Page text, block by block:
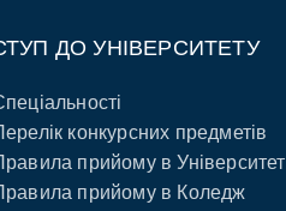
ДО УНІВЕРСИТЕТУ
конкурсних предметів
прийому в Університет
прийому в Коледж